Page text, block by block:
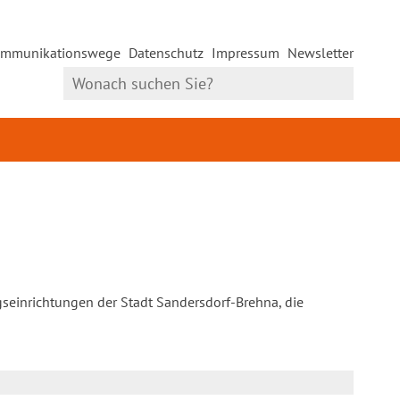
Datenschutz Impressum Newsletter
der Stadt Sandersdorf-Brehna, die